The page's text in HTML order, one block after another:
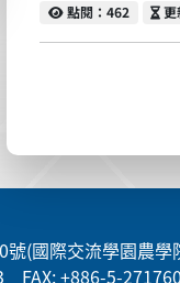
點閱
點閱：462 更
(國際交流學園農學
FAX: +886-5-